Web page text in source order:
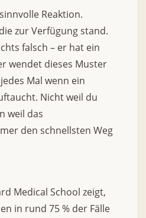
Reaktion.
zur Verfügung stand.
falsch – er hat ein
wendet dieses Muster
Mal wenn ein
Nicht weil du
weil das
den schnellsten Weg
Medical School zeigt,
in rund 75 % der Fälle